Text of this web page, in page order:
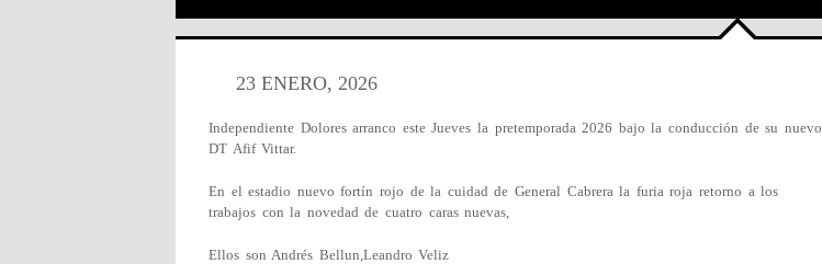
23 ENERO, 2026
Independiente Dolores arranco este Jueves la pretemporada 2026 bajo la conducción de su nuevo
DT Afif Vittar.
En el estadio nuevo fortín rojo de la cuidad de General Cabrera la furia roja retorno a los
trabajos con la novedad de cuatro caras nuevas,
Ellos son Andrés Bellun,Leandro Veliz